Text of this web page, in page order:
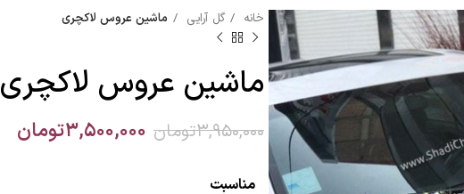
خانه گل آرایی ماشین عروس لاکچری
ماشین عروس لاکچری
۳,۹۵۰,۰۰۰تومان ۳,۵۰۰,۰۰۰تومان
مناسبت